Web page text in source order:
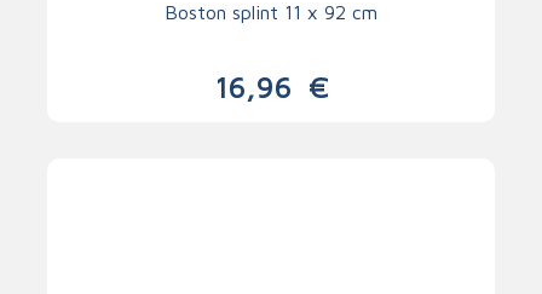
Boston splint 11 x 92 cm
16,96 €